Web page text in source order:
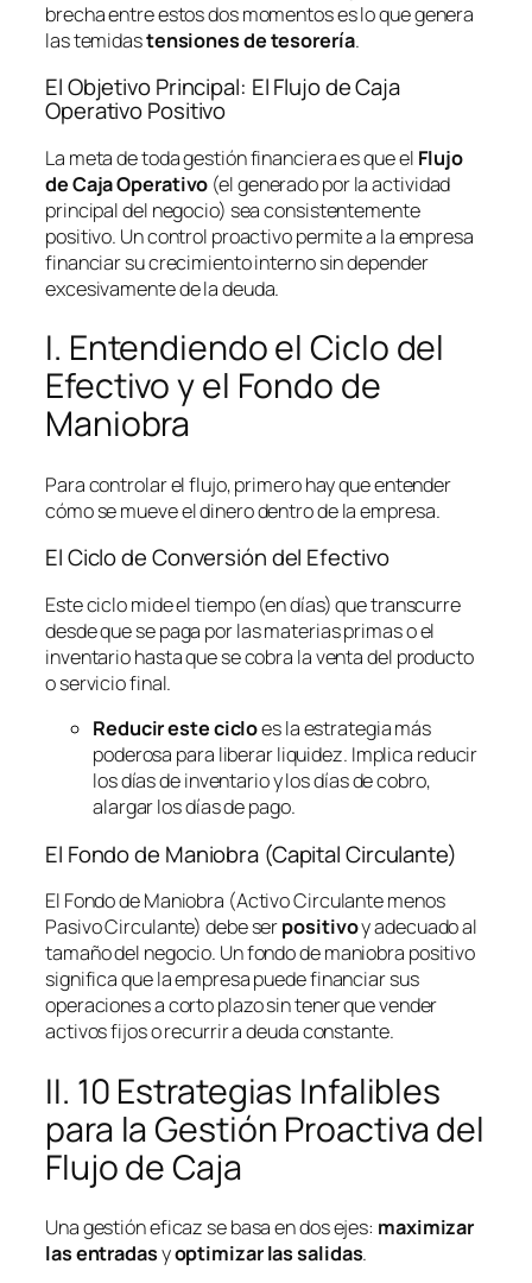
brecha entre estos dos momentos es lo que genera
las temidastensiones de tesorería.
El Objetivo Principal: El Flujo de Caja
Operativo Positivo
La meta de toda gestión financiera es que el Flujo
de Caja Operativo (el generado por la actividad
principal del negocio) sea consistentemente
positivo. Un control proactivo permite a la empresa
financiar su crecimiento interno sin depender
excesivamente de la deuda.
I. Entendiendo el Ciclo del
Efectivo y el Fondo de
Maniobra
Para controlar el flujo, primero hay que entender
cómo se mueve el dinero dentro de la empresa.
El Ciclo de Conversión del Efectivo
Este ciclo mide el tiempo (en días) que transcurre
desde que se paga por las materias primas o el
inventario hasta que se cobra la venta del producto
o servicio final.
Reducir este cicloes la estrategia más
poderosa para liberar liquidez. Implica reducir
los días de inventario y los días de cobro,
alargar los días de pago.
El Fondo de Maniobra (Capital Circulante)
El Fondo de Maniobra (Activo Circulante menos
Pasivo Circulante) debe serpositivoy adecuado al
tamaño del negocio. Un fondo de maniobra positivo
significa que la empresa puede financiar sus
operaciones a corto plazo sin tener que vender
activos fijos o recurrir a deuda constante.
II. 10 Estrategias Infalibles
para la Gestión Proactiva del
Flujo de Caja
Una gestión eficaz se basa en dos ejes: maximizar
las entradasyoptimizar las salidas.